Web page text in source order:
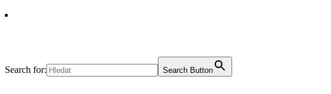
Search for: Search Button